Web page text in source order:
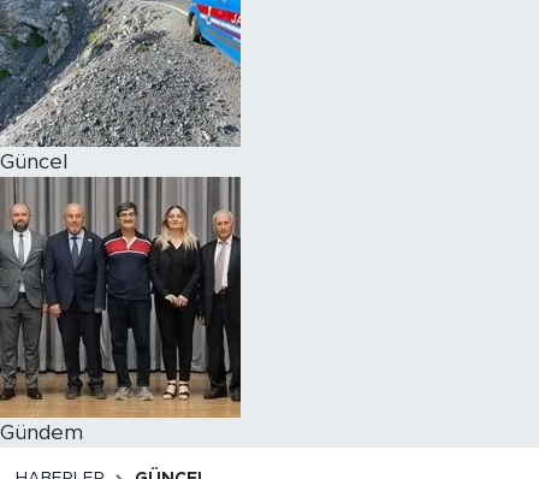
Güncel
Gündem
Magazin
Özel Haber
Politika
Resmi İlanlar
Sağlık
Spor
Turizm